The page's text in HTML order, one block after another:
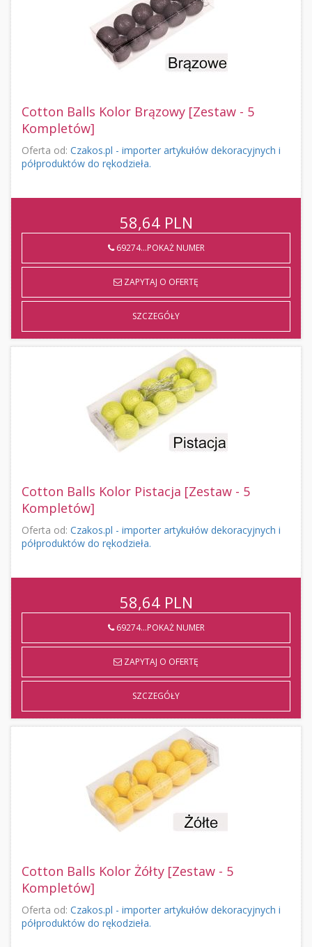
Cotton Balls Kolor Brązowy [Zestaw - 5
Kompletów]
Oferta od: Czakos.pl - importer artykułów dekoracyjnych i
półproduktów do rękodzieła.
58,64 PLN
69274...POKAŻ NUMER
ZAPYTAJ O OFERTĘ
SZCZEGÓŁY
Cotton Balls Kolor Pistacja [Zestaw - 5
Kompletów]
Oferta od: Czakos.pl - importer artykułów dekoracyjnych i
półproduktów do rękodzieła.
58,64 PLN
69274...POKAŻ NUMER
ZAPYTAJ O OFERTĘ
SZCZEGÓŁY
Cotton Balls Kolor Żółty [Zestaw - 5
Kompletów]
Oferta od: Czakos.pl - importer artykułów dekoracyjnych i
półproduktów do rękodzieła.